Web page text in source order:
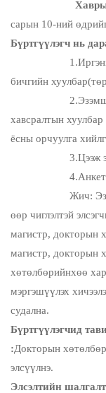
Хаврын
сарын 10-ний
Бүртгүүлэгч нь
1.Иргэний
бичгийн
2.Эзэмшсэн
хавсралтын
ёсны орчуулга
3.Цээж
4.Анкет
Жич: Эзэмшсэн
өөр чиглэлтэй
магистр, докторын
магистр, докторын
хөтөлбөрийнхөө
мэргэшүүлэх
судална.
Бүртгүүлэгчид
:Докторын
элсүүлнэ.
Элсэлтийн